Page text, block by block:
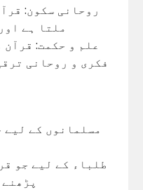
روحانی سکون:
ملتا ہے
علم و حکمت:
فکری و روحانی
مسلمانوں کے
طلباء کے لیے جو